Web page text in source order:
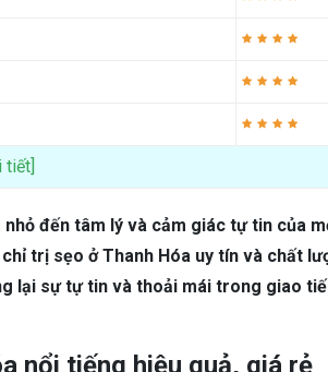
tiết]
đến tâm lý và cảm giác tự tin của
trị sẹo ở Thanh Hóa uy tín và chất
lại sự tự tin và thoải mái trong giao
nổi tiếng hiệu quả, giá rẻ